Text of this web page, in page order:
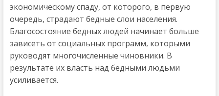
экономическому спаду, от которого, в первую
очередь, страдают бедные слои населения.
Благосостояние бедных людей начинает больше
зависеть от социальных программ, которыми
руководят многочисленные чиновники. В
результате их власть над бедными людьми
усиливается.